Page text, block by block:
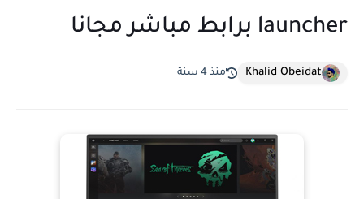
launcher برابط مباشر مجانا
Khalid Obeidat منذ 4 سنة